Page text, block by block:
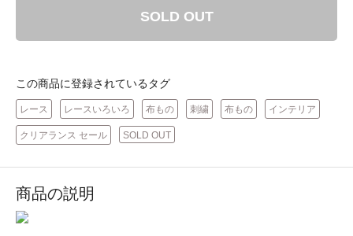
SOLD OUT
この商品に登録されているタグ
レース レースいろいろ 布もの 刺繍 布もの インテリア
クリアランス セール SOLD OUT
商品の説明